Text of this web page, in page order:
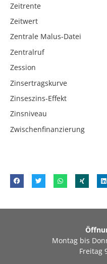
Zeitrente
Zeitwert
Zentrale Malus-Datei
Zentralruf
Zession
Zinsertragskurve
Zinseszins-Effekt
Zinsniveau
Zwischenfinanzierung
Montag bis
Freitag